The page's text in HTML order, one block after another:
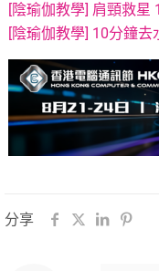
[陰瑜伽教學] 肩頸救星
[陰瑜伽教學] 10分鐘
分享